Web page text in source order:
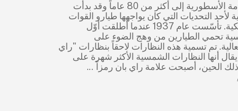
ود تاريخ العلامة الأسطورية إلى أكثر من 80 عاماً وقد بدأت
لأحد التحديات التي كان يواجهها طيارو القوات
الجوية الأمريكية. تأسّست عام 1937 عندما أطلقت أوّل
تحمي الطيارين من وهج الضوء على
تم تسمية هذه النظارات لاحقاً بنظارات "راي
يقال أنها النظارات الشمسية الأكثر شهرة على
ذلك الحين، أصبحت علامة راي بان رمزاً ...